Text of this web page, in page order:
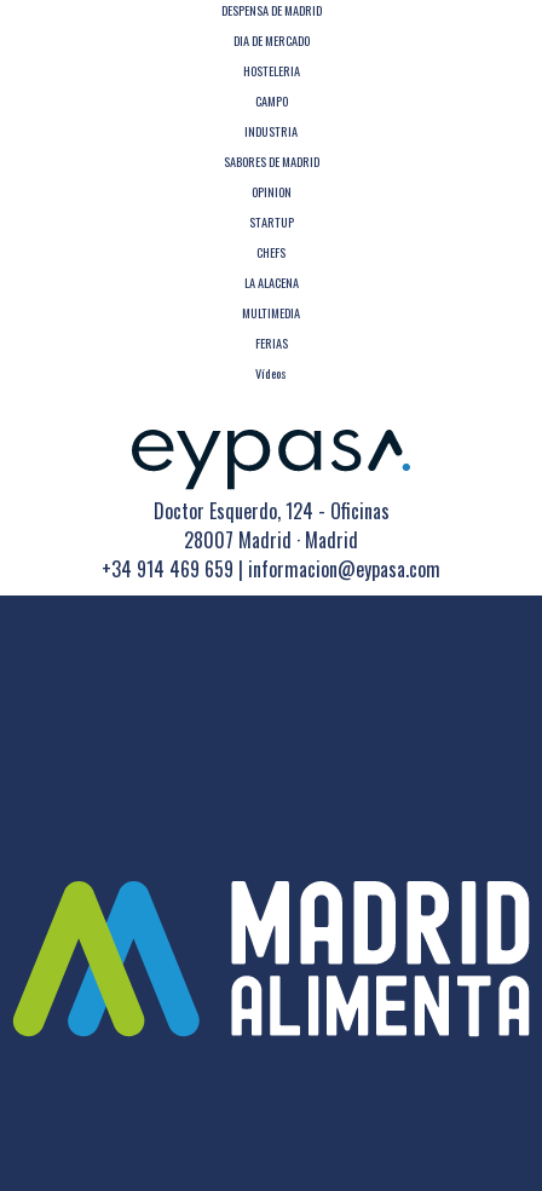
DESPENSA DE MADRID
DIA DE MERCADO
HOSTELERIA
CAMPO
INDUSTRIA
SABORES DE MADRID
OPINION
STARTUP
CHEFS
LA ALACENA
MULTIMEDIA
FERIAS
Vídeos
Doctor Esquerdo, 124 - Oficinas
28007 Madrid · Madrid
+34 914 469 659 | informacion@eypasa.com